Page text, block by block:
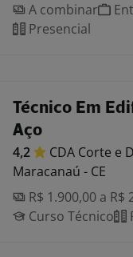
A combinar
Presencial
Técnico Em
Aço
4,2 CDA Corte e
Maracanaú - CE
R$ 1.900,00 a R$
Curso Técnico